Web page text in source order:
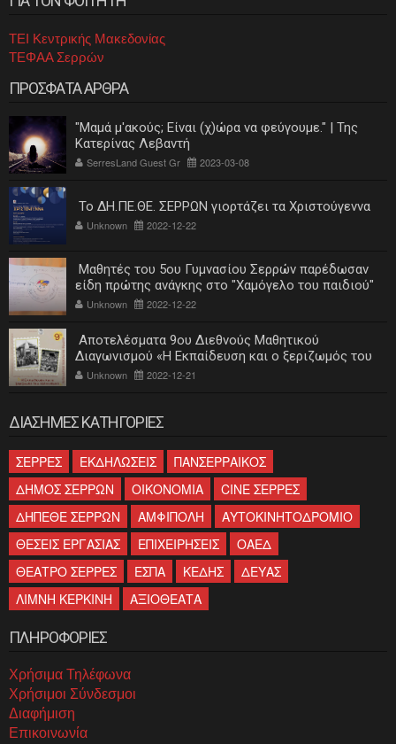
ΤΕΙ Κεντρικής Μακεδονίας
ΤΕΦΑΑ Σερρών
ΠΡΟΣΦΑΤΑ ΑΡΘΡΑ
"Μαμά μ'ακούς; Είναι (χ)ώρα να φεύγουμε." | Της
Κατερίνας Λεβαντή
SerresLand Guest Gr 2023-03-08
Το ΔΗ.ΠΕ.ΘΕ. ΣΕΡΡΩΝ γιορτάζει τα Χριστούγεννα
Unknown 2022-12-22
Μαθητές του 5ου Γυμνασίου Σερρών παρέδωσαν
είδη πρώτης ανάγκης στο "Χαμόγελο του παιδιού"
Unknown 2022-12-22
Αποτελέσματα 9ου Διεθνούς Μαθητικού
Διαγωνισμού «Η Εκπαίδευση και ο ξεριζωμός του
ελληνισμού»
Unknown 2022-12-21
ΔΙΑΣΗΜΕΣ ΚΑΤΗΓΟΡΙΕΣ
ΣΕΡΡΕΣ ΕΚΔΗΛΩΣΕΙΣ
ΠΑΝΣΕΡΡΑΙΚΟΣ
ΔΗΜΟΣ ΣΕΡΡΩΝ
ΟΙΚΟΝΟΜΙΑ
CINE ΣΕΡΡΕΣ
ΔΗΠΕΘΕ ΣΕΡΡΩΝ
ΑΜΦΙΠΟΛΗ
ΑΥΤΟΚΙΝΗΤΟΔΡΟΜΙΟ
ΘΕΣΕΙΣ ΕΡΓΑΣΙΑΣ
ΕΠΙΧΕΙΡΗΣΕΙΣ
ΟΑΕΔ
ΘΕΑΤΡΟ ΣΕΡΡΕΣ
ΕΣΠΑ ΚΕΔΗΣ
ΔΕΥΑΣ
ΛΙΜΝΗ ΚΕΡΚΙΝΗ
ΑΞΙΟΘΕΑΤΑ
ΠΛΗΡΟΦΟΡΙΕΣ
Χρήσιμα Τηλέφωνα
Χρήσιμοι Σύνδεσμοι
Διαφήμιση
Επικοινωνία